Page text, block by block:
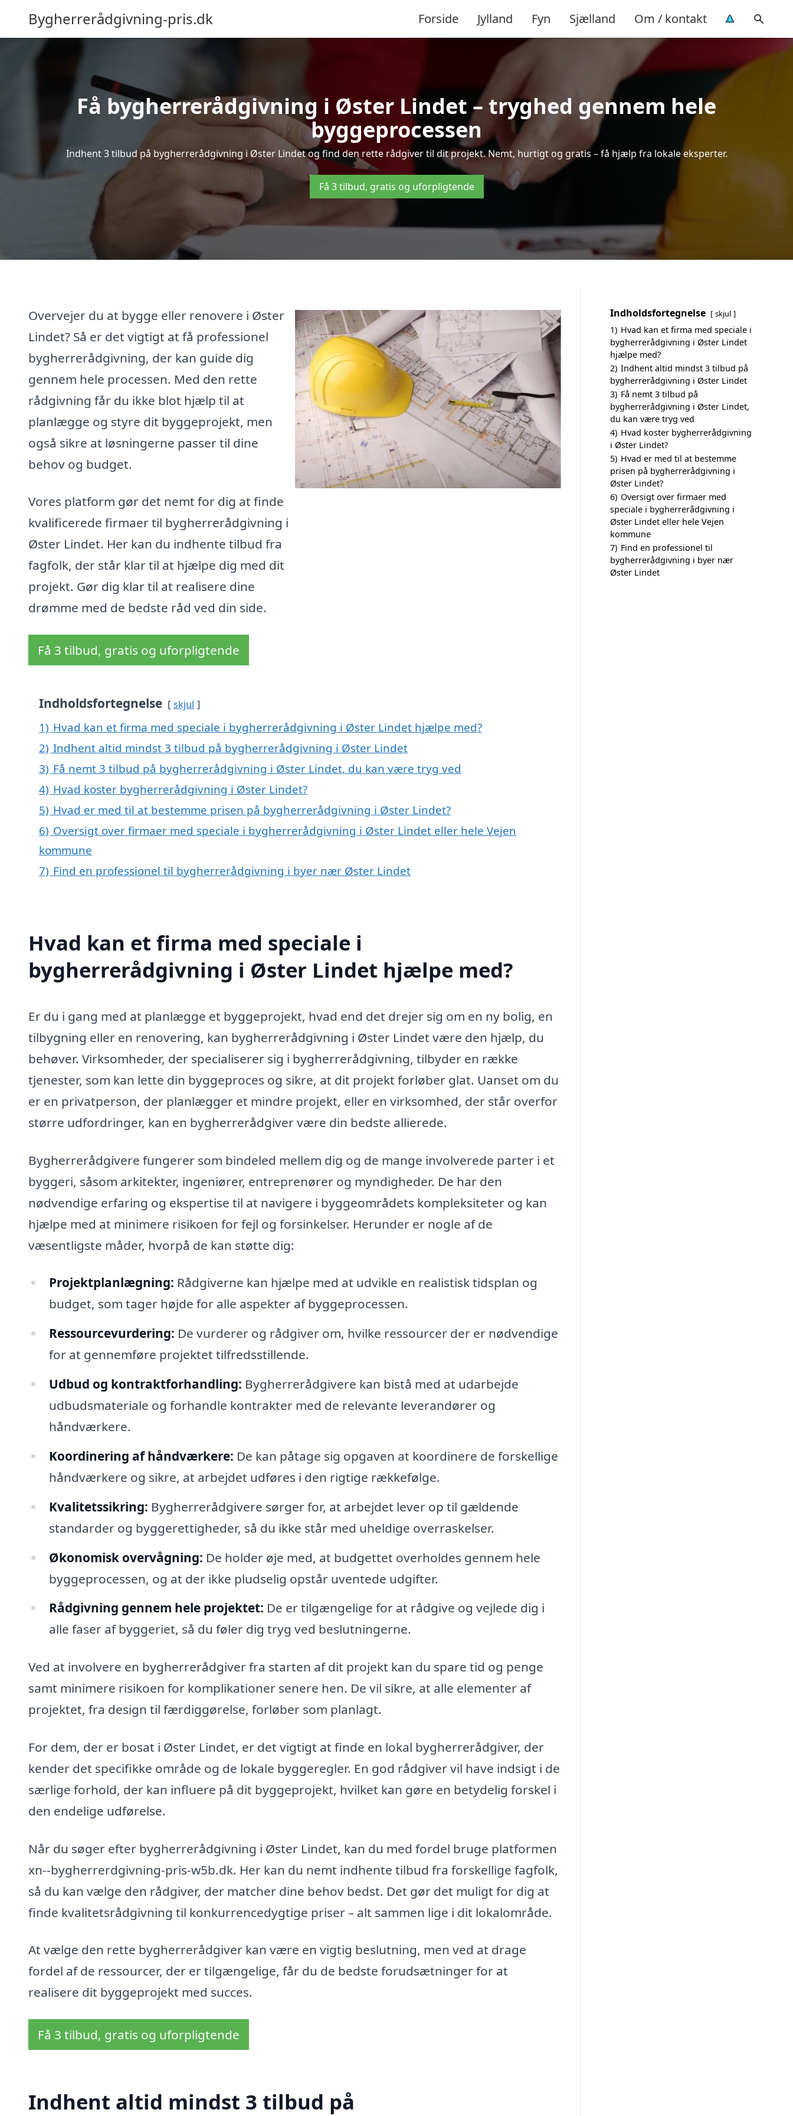
Bygherrerådgivning-pris.dk Forside Jylland Fyn Sjælland Om / kontakt
Få bygherrerådgivning i Øster Lindet – tryghed gennem hele
byggeprocessen
Indhent 3 tilbud på bygherrerådgivning i Øster Lindet og find den rette rådgiver til dit projekt. Nemt, hurtigt og gratis – få hjælp fra lokale eksperter.
Få 3 tilbud, gratis og uforpligtende
Overvejer du at bygge eller renovere i Øster
Lindet? Så er det vigtigt at få professionel
bygherrerådgivning, der kan guide dig
gennem hele processen. Med den rette
rådgivning får du ikke blot hjælp til at
planlægge og styre dit byggeprojekt, men
også sikre at løsningerne passer til dine
behov og budget.
Vores platform gør det nemt for dig at finde
kvalificerede firmaer til bygherrerådgivning i
Øster Lindet. Her kan du indhente tilbud fra
fagfolk, der står klar til at hjælpe dig med dit
projekt. Gør dig klar til at realisere dine
drømme med de bedste råd ved din side.
Få 3 tilbud, gratis og uforpligtende
Indholdsfortegnelse skjul
1) Hvad kan et firma med speciale i bygherrerådgivning i Øster Lindet hjælpe med?
2) Indhent altid mindst 3 tilbud på bygherrerådgivning i Øster Lindet
3) Få nemt 3 tilbud på bygherrerådgivning i Øster Lindet, du kan være tryg ved
4) Hvad koster bygherrerådgivning i Øster Lindet?
5) Hvad er med til at bestemme prisen på bygherrerådgivning i Øster Lindet?
6) Oversigt over firmaer med speciale i bygherrerådgivning i Øster Lindet eller hele Vejen
kommune
7) Find en professionel til bygherrerådgivning i byer nær Øster Lindet
Hvad kan et firma med speciale i
bygherrerådgivning i Øster Lindet hjælpe med?
Er du i gang med at planlægge et byggeprojekt, hvad end det drejer sig om en ny bolig, en
tilbygning eller en renovering, kan bygherrerådgivning i Øster Lindet være den hjælp, du
behøver. Virksomheder, der specialiserer sig i bygherrerådgivning, tilbyder en række
tjenester, som kan lette din byggeproces og sikre, at dit projekt forløber glat. Uanset om du
er en privatperson, der planlægger et mindre projekt, eller en virksomhed, der står overfor
større udfordringer, kan en bygherrerådgiver være din bedste allierede.
Bygherrerådgivere fungerer som bindeled mellem dig og de mange involverede parter i et
byggeri, såsom arkitekter, ingeniører, entreprenører og myndigheder. De har den
nødvendige erfaring og ekspertise til at navigere i byggeområdets kompleksiteter og kan
hjælpe med at minimere risikoen for fejl og forsinkelser. Herunder er nogle af de
væsentligste måder, hvorpå de kan støtte dig:
Projektplanlægning: Rådgiverne kan hjælpe med at udvikle en realistisk tidsplan og
budget, som tager højde for alle aspekter af byggeprocessen.
Ressourcevurdering: De vurderer og rådgiver om, hvilke ressourcer der er nødvendige
for at gennemføre projektet tilfredsstillende.
Udbud og kontraktforhandling: Bygherrerådgivere kan bistå med at udarbejde
udbudsmateriale og forhandle kontrakter med de relevante leverandører og
håndværkere.
Koordinering af håndværkere: De kan påtage sig opgaven at koordinere de forskellige
håndværkere og sikre, at arbejdet udføres i den rigtige rækkefølge.
Kvalitetssikring: Bygherrerådgivere sørger for, at arbejdet lever op til gældende
standarder og byggerettigheder, så du ikke står med uheldige overraskelser.
Økonomisk overvågning: De holder øje med, at budgettet overholdes gennem hele
byggeprocessen, og at der ikke pludselig opstår uventede udgifter.
Rådgivning gennem hele projektet: De er tilgængelige for at rådgive og vejlede dig i
alle faser af byggeriet, så du føler dig tryg ved beslutningerne.
Ved at involvere en bygherrerådgiver fra starten af dit projekt kan du spare tid og penge
samt minimere risikoen for komplikationer senere hen. De vil sikre, at alle elementer af
projektet, fra design til færdiggørelse, forløber som planlagt.
For dem, der er bosat i Øster Lindet, er det vigtigt at finde en lokal bygherrerådgiver, der
kender det specifikke område og de lokale byggeregler. En god rådgiver vil have indsigt i de
særlige forhold, der kan influere på dit byggeprojekt, hvilket kan gøre en betydelig forskel i
den endelige udførelse.
Når du søger efter bygherrerådgivning i Øster Lindet, kan du med fordel bruge platformen
xn--bygherrerdgivning-pris-w5b.dk. Her kan du nemt indhente tilbud fra forskellige fagfolk,
så du kan vælge den rådgiver, der matcher dine behov bedst. Det gør det muligt for dig at
finde kvalitetsrådgivning til konkurrencedygtige priser – alt sammen lige i dit lokalområde.
At vælge den rette bygherrerådgiver kan være en vigtig beslutning, men ved at drage
fordel af de ressourcer, der er tilgængelige, får du de bedste forudsætninger for at
realisere dit byggeprojekt med succes.
Få 3 tilbud, gratis og uforpligtende
Indhent altid mindst 3 tilbud på
Indholdsfortegnelse skjul
1) Hvad kan et firma med speciale i
bygherrerådgivning i Øster Lindet
hjælpe med?
2) Indhent altid mindst 3 tilbud på
bygherrerådgivning i Øster Lindet
3) Få nemt 3 tilbud på
bygherrerådgivning i Øster Lindet,
du kan være tryg ved
4) Hvad koster bygherrerådgivning
i Øster Lindet?
5) Hvad er med til at bestemme
prisen på bygherrerådgivning i
Øster Lindet?
6) Oversigt over firmaer med
speciale i bygherrerådgivning i
Øster Lindet eller hele Vejen
kommune
7) Find en professionel til
bygherrerådgivning i byer nær
Øster Lindet